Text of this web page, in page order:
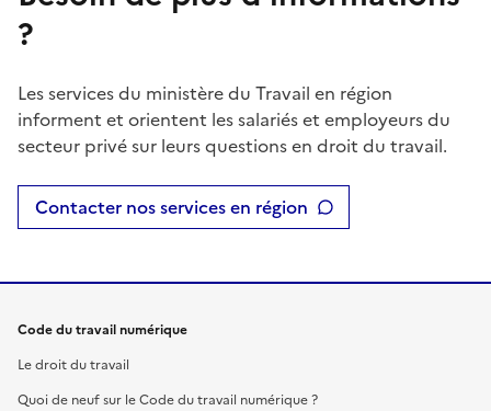
?
Les services du ministère du Travail en région
informent et orientent les salariés et employeurs du
secteur privé sur leurs questions en droit du travail.
Contacter nos services en région
Code du travail numérique
Le droit du travail
Quoi de neuf sur le Code du travail numérique ?